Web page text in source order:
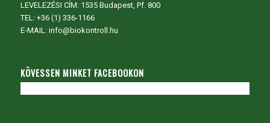
LEVELEZÉSI CÍM: 1535 Budapest, Pf. 800
TEL: +36 (1) 336-1166
E-MAIL: info@biokontroll.hu
KÖVESSEN MINKET FACEBOOKON